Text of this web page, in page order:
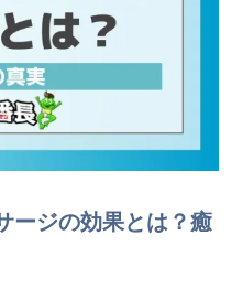
ージの効果とは？癒